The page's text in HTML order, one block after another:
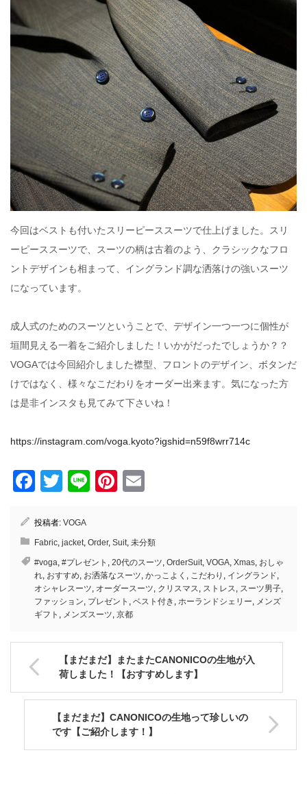
今回はベストも付いたスリーピーススーツで仕上げました。スリ
ーピーススーツで、スーツの柄は古着のよう、クラシックなフロ
ントデザインも相まって、イングランド調な洒落けの強いスーツ
になっています。
成人式のためのスーツということで、デザイン一つ一つに個性が
垣間見える一着をご紹介しました！いかがだったでしょうか？？
VOGAでは今回紹介しました襟型、フロントのデザイン、ボタンだ
けではなく、様々なこだわりをオーダー出来ます。気になった方
は是非インスタも見てみて下さいね！
https://instagram.com/voga.kyoto?igshid=n59f8wrr714c
Facebook
Twitter
LinePinterest
投稿者: VOGA
Fabric jacket Order, Suit 未分類
#voga #プレゼント 20代のスーツ OrderSuit VOGA Xmas おしゃ
れ おすすめ お洒落なスーツ かっこよく こだわり イングランド
オシャレスーツ オーダースーツ クリスマス ストレス スーツ男子
ファッション プレゼント ベスト付き ホーランドシェリー
メンズ
ギフト
メンズスーツ 京都
【まだまだ】またまたCANONICOの生地が入
荷しました！【おすすめします】
【まだまだ】CANONICOの生地って珍しいの
です【ご紹介します！】